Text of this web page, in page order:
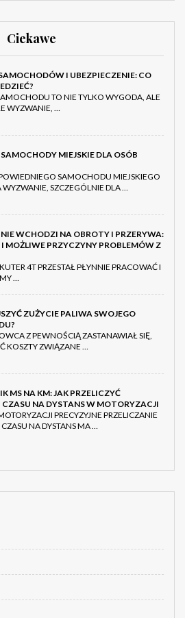
Ciekawe
I UBEZPIECZENIE: CO
TO NIE TYLKO WYGODA, ALE
WYZWANIE, …
SAMOCHODY MIEJSKIE DLA OSÓB
SAMOCHODU MIEJSKIEGO
WYZWANIE, SZCZEGÓLNIE DLA …
WCHODZI NA OBROTY I PRZERYWA:
MOŻLIWE PRZYCZYNY PROBLEMÓW Z
4T PRZESTAŁ PŁYNNIE PRACOWAĆ I
…
ZUŻYCIE PALIWA SWOJEGO
Z PEWNOŚCIĄ ZASTANAWIAŁ SIĘ,
KOSZTY ZWIĄZANE …
MS NA KM: JAK PRZELICZYĆ
CZASU NA DYSTANS W MOTORYZACJI
PRECYZYJNE PRZELICZANIE
NA DYSTANS MA …